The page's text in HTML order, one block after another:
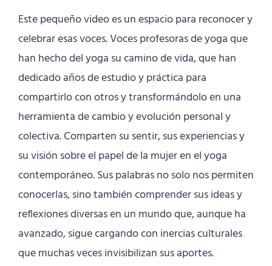
Este pequeño video es un espacio para reconocer y
celebrar esas voces. Voces profesoras de yoga que
han hecho del yoga su camino de vida, que han
dedicado años de estudio y práctica para
compartirlo con otros y transformándolo en una
herramienta de cambio y evolución personal y
colectiva. Comparten su sentir, sus experiencias y
su visión sobre el papel de la mujer en el yoga
contemporáneo. Sus palabras no solo nos permiten
conocerlas, sino también comprender sus ideas y
reflexiones diversas en un mundo que, aunque ha
avanzado, sigue cargando con inercias culturales
que muchas veces invisibilizan sus aportes.